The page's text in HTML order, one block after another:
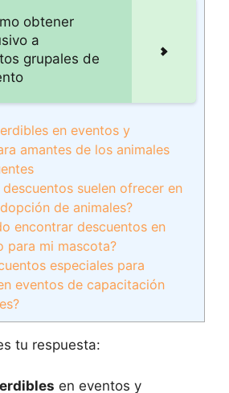
obtener
a
grupales de
en eventos y
amantes de los animales
suelen ofrecer en
de animales?
encontrar descuentos en
para mi mascota?
especiales para
eventos de capacitación
tu respuesta:
en eventos y